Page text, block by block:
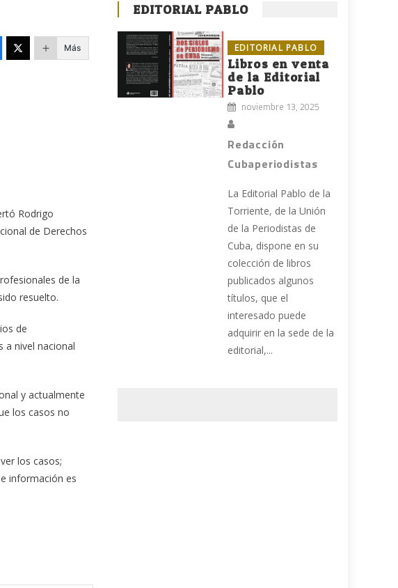
Más
Rodrigo
de Derechos
de la
resuelto.
de
a nivel nacional
y actualmente
los casos no
los casos;
información es
EDITORIAL PABLO
EDITORIAL PABLO
Libros en venta
de la Editorial
Pablo
noviembre 13, 2025
Redacción
Cubaperiodistas
La Editorial Pablo de la
Torriente, de la Unión
de la Periodistas de
Cuba, dispone en su
colección de libros
publicados algunos
títulos, que el
interesado puede
adquirir en la sede de la
editorial,...